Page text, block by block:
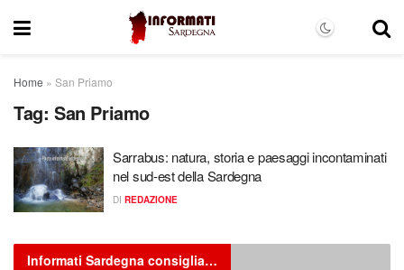
Home » San Priamo
Tag: San Priamo
Sarrabus: natura, storia e paesaggi incontaminati
nel sud-est della Sardegna
DI REDAZIONE
Informati Sardegna consiglia…